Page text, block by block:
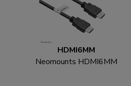
HDMI6MM
Neomounts HDMI6MM